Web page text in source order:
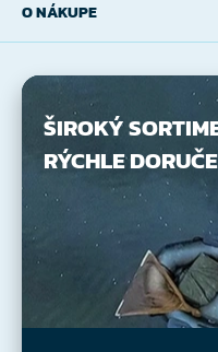
O NÁKUPE
ŠIROKÝ
RÝCHLE